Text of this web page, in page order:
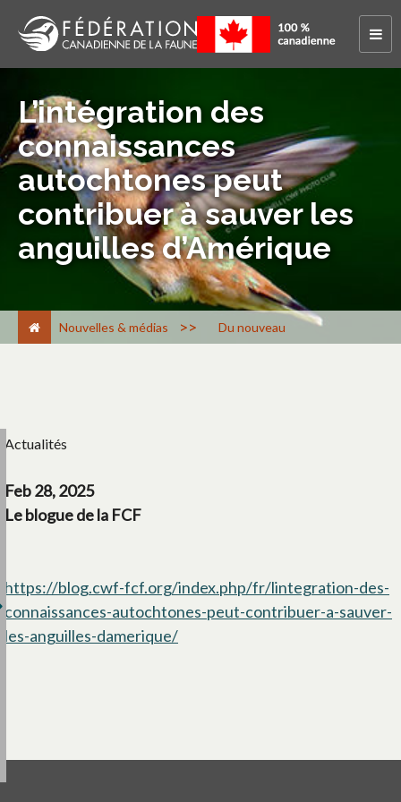
L’intégration des
connaissances
autochtones peut
contribuer à sauver les
anguilles d’Amérique
Nouvelles & médias > Du nouveau
Actualités
Feb 28, 2025
Le blogue de la FCF
https://blog.cwf-fcf.org/index.php/fr/lintegration-des-
connaissances-autochtones-peut-contribuer-a-sauver-
les-anguilles-damerique/